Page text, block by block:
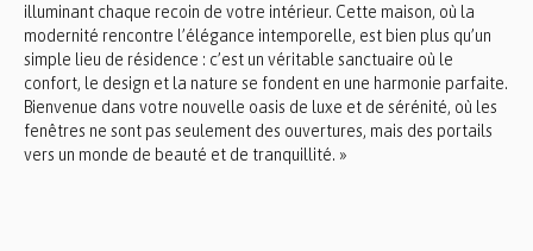
illuminant chaque recoin de votre intérieur. Cette maison, où la
modernité rencontre l’élégance intemporelle, est bien plus qu’un
simple lieu de résidence : c’est un véritable sanctuaire où le
confort, le design et la nature se fondent en une harmonie parfaite.
Bienvenue dans votre nouvelle oasis de luxe et de sérénité, où les
fenêtres ne sont pas seulement des ouvertures, mais des portails
vers un monde de beauté et de tranquillité. »